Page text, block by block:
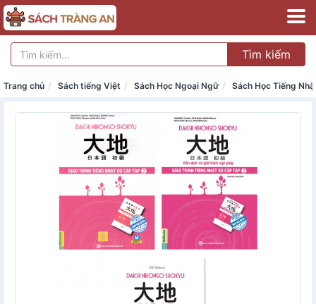
Tìm kiếm
Trang chủ Sách tiếng Việt Sách Học Ngoại Ngữ Sách Học Tiếng